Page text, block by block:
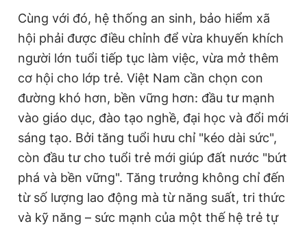
Cùng với đó, hệ thống an sinh, bảo hiểm xã
hội phải được điều chỉnh để vừa khuyến khích
người lớn tuổi tiếp tục làm việc, vừa mở thêm
cơ hội cho lớp trẻ. Việt Nam cần chọn con
đường khó hơn, bền vững hơn: đầu tư mạnh
vào giáo dục, đào tạo nghề, đại học và đổi mới
sáng tạo. Bởi tăng tuổi hưu chỉ "kéo dài sức",
còn đầu tư cho tuổi trẻ mới giúp đất nước "bứt
phá và bền vững". Tăng trưởng không chỉ đến
từ số lượng lao động mà từ năng suất, tri thức
và kỹ năng – sức mạnh của một thế hệ trẻ tự